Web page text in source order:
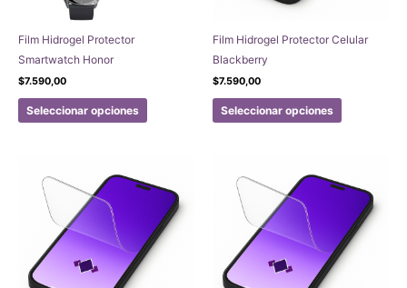
Film Hidrogel Protector
Smartwatch Honor
$7.590,00
Seleccionar opciones
Este
producto
variantes.
opciones
se
pueden
Film Hidrogel Protector Celular
Blackberry
$7.590,00
Seleccionar opciones
Este
producto
variantes.
opciones
se
pueden